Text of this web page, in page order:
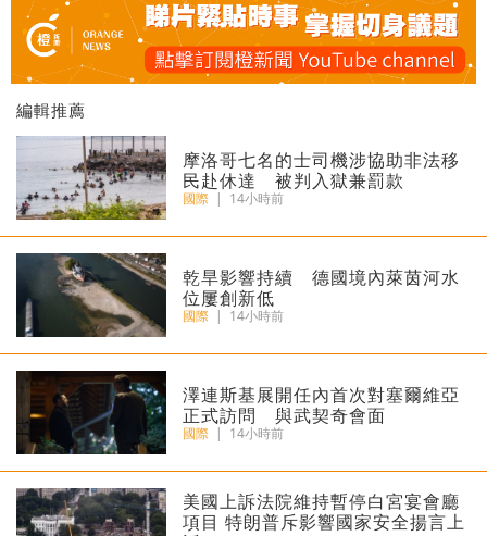
編輯推薦
摩洛哥七名的士司機涉協助非法移
民赴休達 被判入獄兼罰款
國際 | 14小時前
乾旱影響持續 德國境內萊茵河水
位屢創新低
國際 | 14小時前
澤連斯基展開任內首次對塞爾維亞
正式訪問 與武契奇會面
國際 | 14小時前
美國上訴法院維持暫停白宮宴會廳
項目 特朗普斥影響國家安全揚言上